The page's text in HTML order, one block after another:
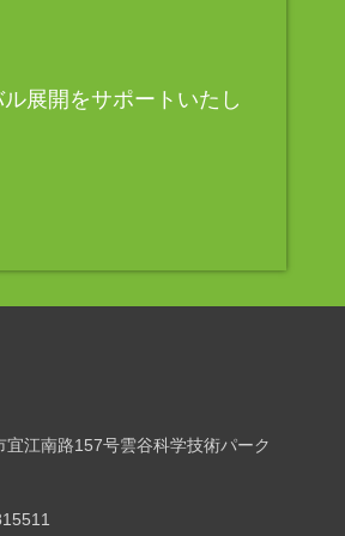
展開をサポートいたし
宜江南路157号雲谷科学技術パーク